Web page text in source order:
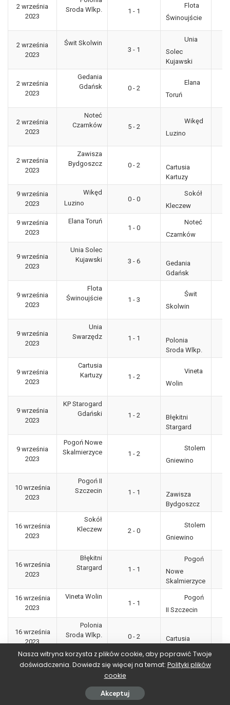
2 września
2023
Sroda Wlkp.
1 - 1
Flota
Świnoujście
2 września
2023
Świt Skolwin
3 - 1
Unia
Solec
Kujawski
2 września
2023
Gedania
Gdańsk
0 - 2
Elana
Toruń
2 września
2023
Noteć
Czarnków
5 - 2
Wikęd
Luzino
2 września
2023
Zawisza
Bydgoszcz
0 - 2
Cartusia
Kartuzy
9 września
2023
Wikęd
Luzino
0 - 0
Sokół
Kleczew
9 września
2023
Elana Toruń
1 - 0
Noteć
Czarnków
9 września
2023
Unia Solec
Kujawski
3 - 6
Gedania
Gdańsk
9 września
2023
Flota
Świnoujście
1 - 3
Świt
Skolwin
9 września
2023
Unia
Swarzędz
1 - 1
Polonia
Sroda Wlkp.
9 września
2023
Cartusia
Kartuzy
1 - 2
Vineta
Wolin
9 września
2023
KP Starogard
Gdański
1 - 2
Błękitni
Stargard
9 września
2023
Pogoń Nowe
Skalmierzyce
1 - 2
Stolem
Gniewino
10 września
2023
Pogoń II
Szczecin
1 - 1
Zawisza
Bydgoszcz
16 września
2023
Sokół
Kleczew
2 - 0
Stolem
Gniewino
16 września
2023
Błękitni
Stargard
1 - 1
Pogoń
Nowe
Skalmierzyce
16 września
2023
Vineta Wolin
1 - 1
Pogoń
II Szczecin
16 września
2023
Polonia
Sroda Wlkp.
0 - 2
Cartusia
16 września
Świt Skolwin
3 - 1
Unia
Gedania
Gdańsk
Nasza witryna korzysta z plików cookie, aby poprawić Twoje
doświadczenia. Dowiedz się więcej na temat: Polityki plików
cookie
Akceptuj